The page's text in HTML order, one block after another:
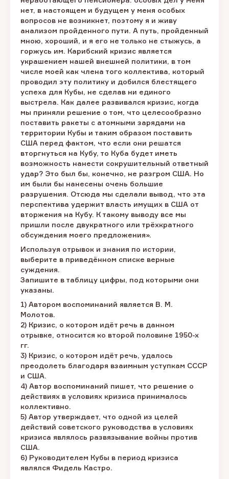
нет, в настоящем и будущем у меня особых
вопросов не возникнет, поэтому я и живу
анализом пройденного пути. А путь, пройденный
мною, хороший, и я его не только не стыжусь, а
горжусь им. Карибский кризис является
украшением нашей внешней политики, в том
числе моей как члена того коллектива, который
проводил эту политику и добился блестящего
успеха для Кубы, не сделав ни единого
выстрела. Как далее развивался кризис, когда
мы приняли решение о том, что целесообразно
поставить ракеты с атомными зарядами на
территории Кубы и таким образом поставить
США перед фактом, что если они решатся
вторгнуться на Кубу, то Куба будет иметь
возможность нанести сокрушительный ответный
удар? Это был бы, конечно, не разгром США. Но
им были бы нанесены очень большие
разрушения. Отсюда мы сделали вывод, что эта
перспектива удержит власть имущих в США от
вторжения на Кубу. К такому выводу все мы
пришли после двукратного или трёхкратного
обсуждения моего предложения».
Используя отрывок и знания по истории,
выберите в приведённом списке верные
суждения.
Запишите в таблицу цифры, под которыми они
указаны.
1) Автором воспоминаний является В. М.
Молотов.
2) Кризис, о котором идёт речь в данном
отрывке, относится ко второй половине 1950-х
гг.
3) Кризис, о котором идёт речь, удалось
преодолеть благодаря взаимным уступкам СССР
и США.
4) Автор воспоминаний пишет, что решение о
действиях в условиях кризиса принималось
коллективно.
5) Автор утверждает, что одной из целей
действий советского руководства в условиях
кризиса являлось развязывание войны против
США.
6) Руководителем Кубы в период кризиса
являлся Фидель Кастро.